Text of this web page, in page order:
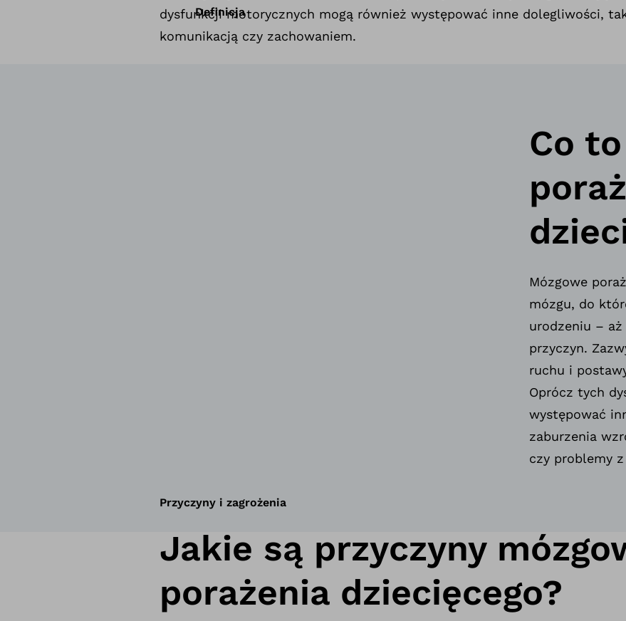
dysfunkcji motorycznych mogą również występować inne dolegliwości,
komunikacją czy zachowaniem.
Definicja
Co
Mózgowe
mózgu, do
urodzeniu –
przyczyn.
ruchu i
Oprócz tych
występować
zaburzenia
czy problemy
Przyczyny i zagrożenia
Jakie są przyczyny
porażenia dziecięcego?